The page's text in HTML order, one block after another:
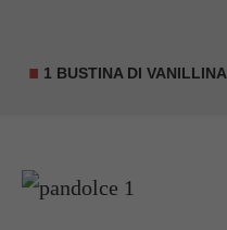
1 BUSTINA DI VANILLINA